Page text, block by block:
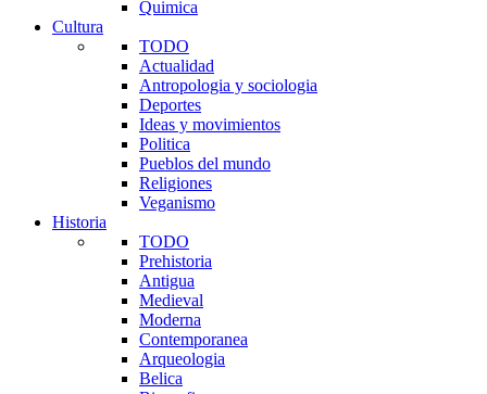
Quimica
Cultura
TODO
Actualidad
Antropologia y sociologia
Deportes
Ideas y movimientos
Politica
Pueblos del mundo
Religiones
Veganismo
Historia
TODO
Prehistoria
Antigua
Medieval
Moderna
Contemporanea
Arqueologia
Belica